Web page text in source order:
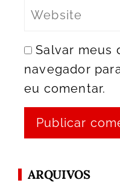
Salvar meus
navegador
eu comentar.
ARQUIVOS